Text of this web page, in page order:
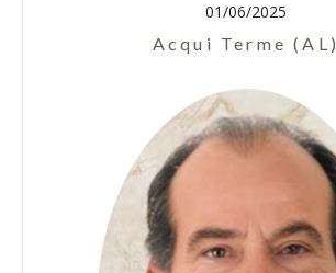
01/06/2025
Acqui Terme (AL)